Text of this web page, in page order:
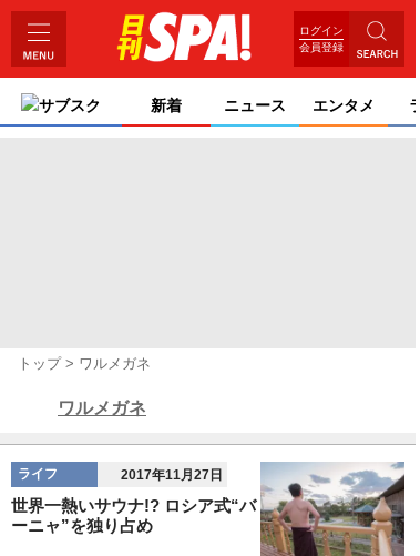
ログイン
会員登録
サブスク 新着 ニュース エンタメ
トップ ワルメガネ
ワルメガネ
ライフ 2017年11月27日
世界一熱いサウナ!? ロシア式“バ
ーニャ”を独り占め